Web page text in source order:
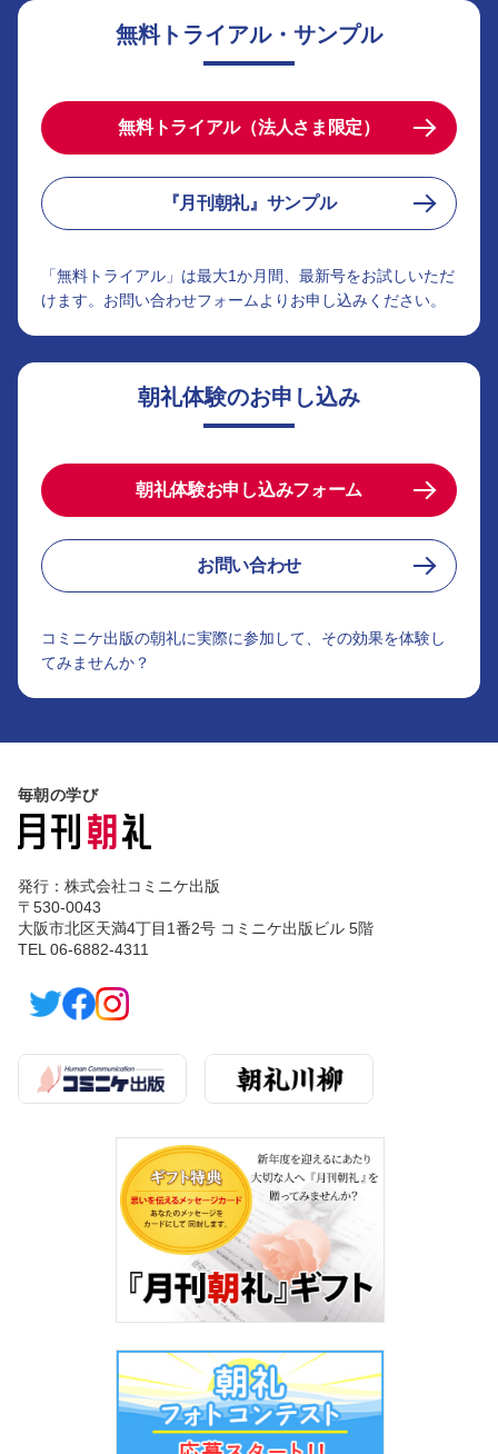
無料トライアル・サンプル
無料トライアル（法人さま限定）
『月刊朝礼』サンプル
「無料トライアル」は最大1か月間、最新号をお試しいただ
けます。お問い合わせフォームよりお申し込みください。
朝礼体験のお申し込み
朝礼体験お申し込みフォーム
お問い合わせ
コミニケ出版の朝礼に実際に参加して、その効果を体験し
てみませんか？
毎朝の学び
発行：株式会社コミニケ出版
〒530-0043
大阪市北区天満4丁目1番2号 コミニケ出版ビル 5階
TEL 06-6882-4311